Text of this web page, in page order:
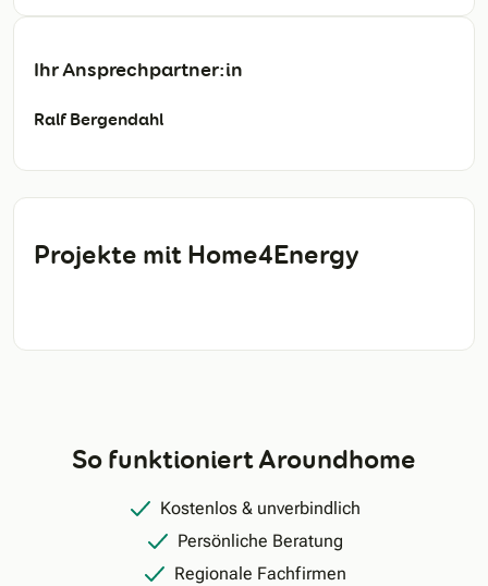
Projekte mit Home4Energy
Ihr Ansprechpartner:in
Ralf Bergendahl
So funktioniert Aroundhome
Kostenlos & unverbindlich
Persönliche Beratung
Regionale Fachfirmen